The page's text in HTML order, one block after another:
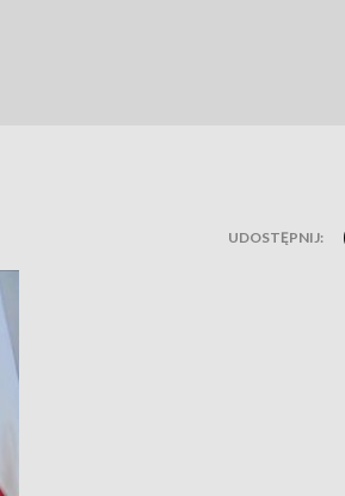
UDOSTĘPNIJ: